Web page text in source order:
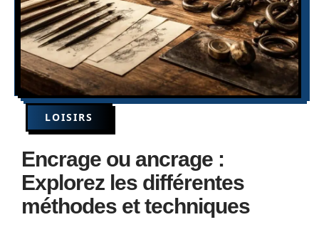
LOISIRS
Encrage ou ancrage :
Explorez les différentes
méthodes et techniques